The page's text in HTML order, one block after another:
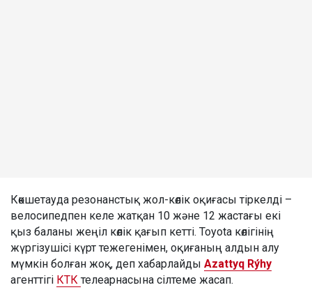
Көкшетауда резонанстық жол-көлік оқиғасы тіркелді –
велосипедпен келе жатқан 10 және 12 жастағы екі
қыз баланы жеңіл көлік қағып кетті. Toyota көлігінің
жүргізушісі күрт тежегенімен, оқиғаның алдын алу
мүмкін болған жоқ, деп хабарлайды Azattyq Rýhy
агенттігі КТК телеарнасына сілтеме жасап.